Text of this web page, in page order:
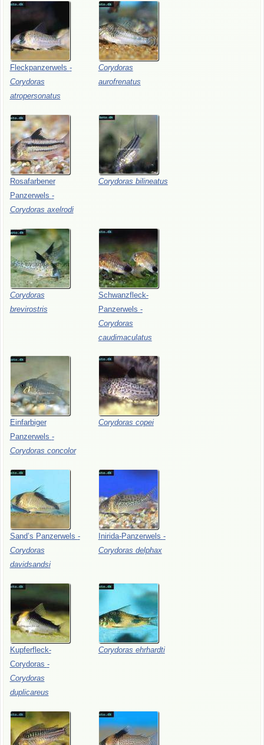
Fleckpanzerwels -
Corydoras
atropersonatus
Corydoras
aurofrenatus
Rosafarbener
Panzerwels -
Corydoras axelrodi
Corydoras bilineatus
Corydoras
brevirostris
Schwanzfleck-
Panzerwels -
Corydoras
caudimaculatus
Einfarbiger
Panzerwels -
Corydoras concolor
Corydoras copei
Sand’s Panzerwels -
Corydoras
davidsandsi
Inirida-Panzerwels -
Corydoras delphax
Kupferfleck-
Corydoras -
Corydoras
duplicareus
Corydoras ehrhardti